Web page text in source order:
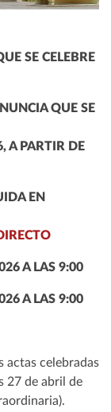
SE CELEBRE
QUE SE
A PARTIR DE
EN
A LAS 9:00
A LAS 9:00
actas celebradas
27 de abril de